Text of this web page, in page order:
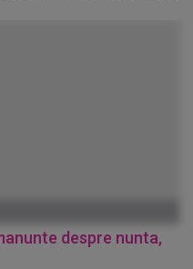
despre nunta,